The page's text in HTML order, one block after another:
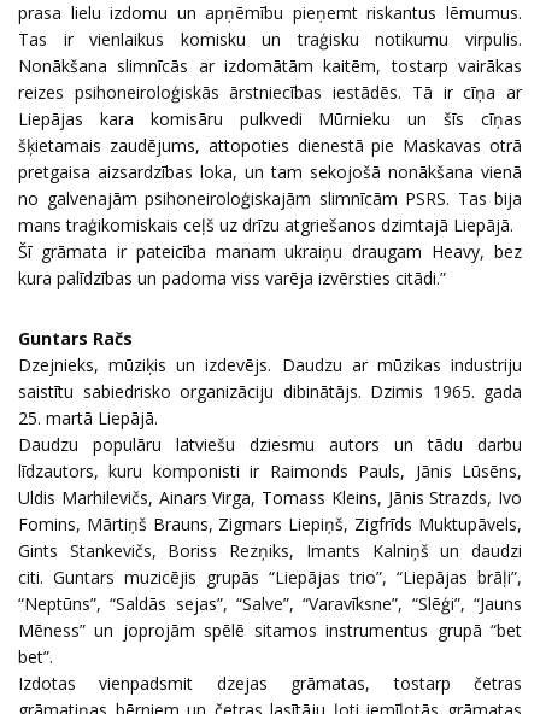
prasa lielu izdomu un apņēmību pieņemt riskantus lēmumus.
Tas ir vienlaikus komisku un traģisku notikumu virpulis.
Nonākšana slimnīcās ar izdomātām kaitēm, tostarp vairākas
reizes psihoneiroloģiskās ārstniecības iestādēs. Tā ir cīņa ar
Liepājas kara komisāru pulkvedi Mūrnieku un šīs cīņas
šķietamais zaudējums, attopoties dienestā pie Maskavas otrā
pretgaisa aizsardzības loka, un tam sekojošā nonākšana vienā
no galvenajām psihoneiroloģiskajām slimnīcām PSRS. Tas bija
mans traģikomiskais ceļš uz drīzu atgriešanos dzimtajā Liepājā.
Šī grāmata ir pateicība manam ukraiņu draugam Heavy, bez
kura palīdzības un padoma viss varēja izvērsties citādi.”
Guntars Račs
Dzejnieks, mūziķis un izdevējs. Daudzu ar mūzikas industriju
saistītu sabiedrisko organizāciju dibinātājs. Dzimis 1965. gada
25. martā Liepājā.
Daudzu populāru latviešu dziesmu autors un tādu darbu
līdzautors, kuru komponisti ir Raimonds Pauls, Jānis Lūsēns,
Uldis Marhilevičs, Ainars Virga, Tomass Kleins, Jānis Strazds, Ivo
Fomins, Mārtiņš Brauns, Zigmars Liepiņš, Zigfrīds Muktupāvels,
Gints Stankevičs, Boriss Rezņiks, Imants Kalniņš un daudzi
citi. Guntars muzicējis grupās “Liepājas trio”, “Liepājas brāļi”,
“Neptūns”, “Saldās sejas”, “Salve”, “Varavīksne”, “Slēģi”, “Jauns
Mēness” un joprojām spēlē sitamos instrumentus grupā “bet
bet”.
Izdotas vienpadsmit dzejas grāmatas, tostarp četras